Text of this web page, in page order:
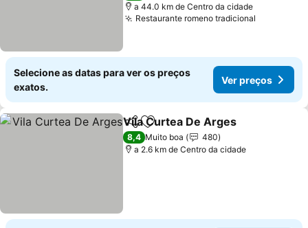
a 44.0 km de Centro da cidade
Restaurante romeno tradicional
Selecione as datas para ver os preços
exatos.
Ver preços
PartilharAdicionar aos favoritos
Vila Curtea De Arges
8,4 Muito boa
480
a 2.6 km de Centro da cidade